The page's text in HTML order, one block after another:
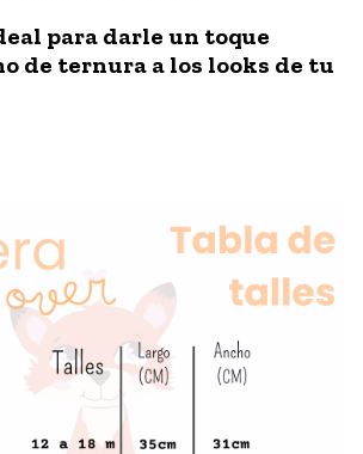
para darle un toque
de ternura a los looks de tu